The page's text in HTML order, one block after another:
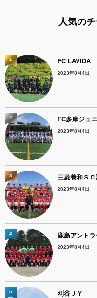
人気の
FC LAVIDA
2023年8月4日
1
FC多摩ジュ
2023年8月4日
2
三菱養和Ｓ
2023年8月4日
3
鹿島アント
2023年8月4日
4
刈谷ＪＹ
5